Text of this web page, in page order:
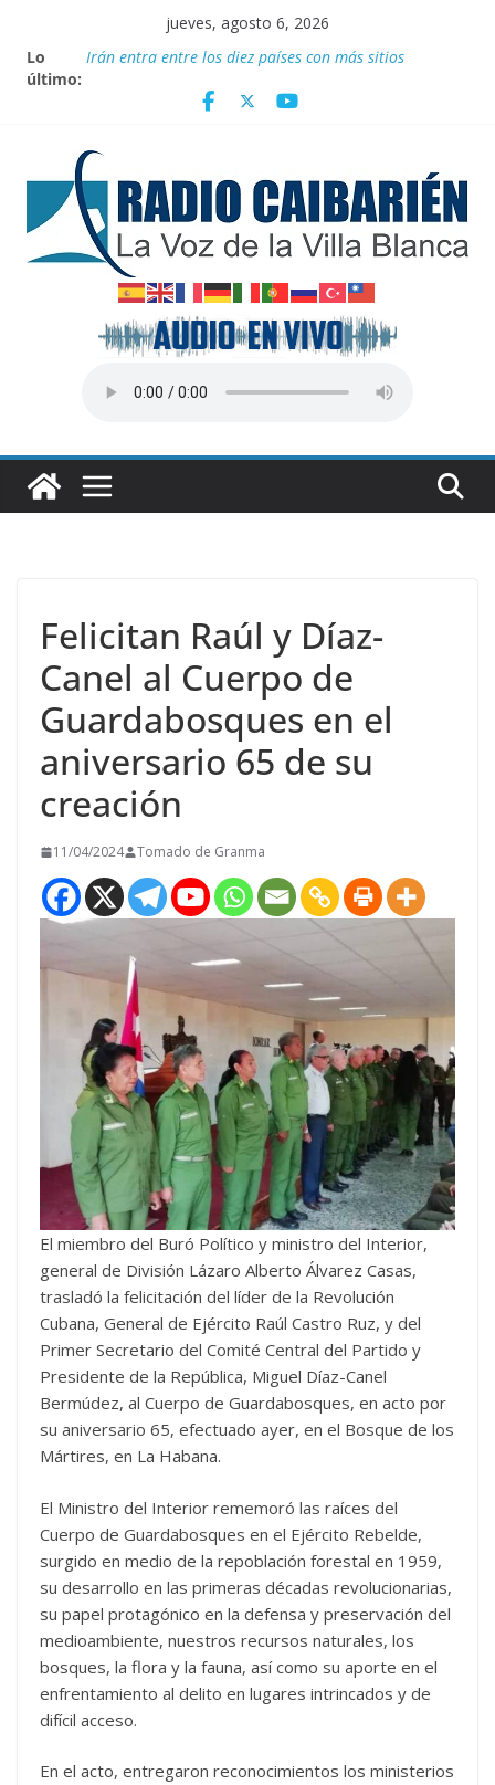
contenido
jueves, agosto 6, 2026
Lo
último:
Irán entra entre los diez países con más sitios
“Aterrizando” los efectos del calor global
medicamentos
Publican nuevas normas para el reordenamiento del
comercio
Transporte: Nuevas facilidades para importar
vehículos e impulsar la movilidad eléctrica en Cuba
Felicitan Raúl y Díaz-
Canel al Cuerpo de
Guardabosques en el
aniversario 65 de su
creación
11/04/2024 Tomado de Granma
El miembro del Buró Político y ministro del Interior,
general de División Lázaro Alberto Álvarez Casas,
trasladó la felicitación del líder de la Revolución
Cubana, General de Ejército Raúl Castro Ruz, y del
Primer Secretario del Comité Central del Partido y
Presidente de la República, Miguel Díaz-Canel
Bermúdez, al Cuerpo de Guardabosques, en acto por
su aniversario 65, efectuado ayer, en el Bosque de los
Mártires, en La Habana.
El Ministro del Interior rememoró las raíces del
Cuerpo de Guardabosques en el Ejército Rebelde,
surgido en medio de la repoblación forestal en 1959,
su desarrollo en las primeras décadas revolucionarias,
su papel protagónico en la defensa y preservación del
medioambiente, nuestros recursos naturales, los
bosques, la flora y la fauna, así como su aporte en el
enfrentamiento al delito en lugares intrincados y de
difícil acceso.
En el acto, entregaron reconocimientos los ministerios